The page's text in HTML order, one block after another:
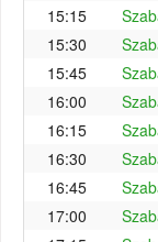
15:15
15:30
15:45
16:00
16:15
16:30
16:45
17:00